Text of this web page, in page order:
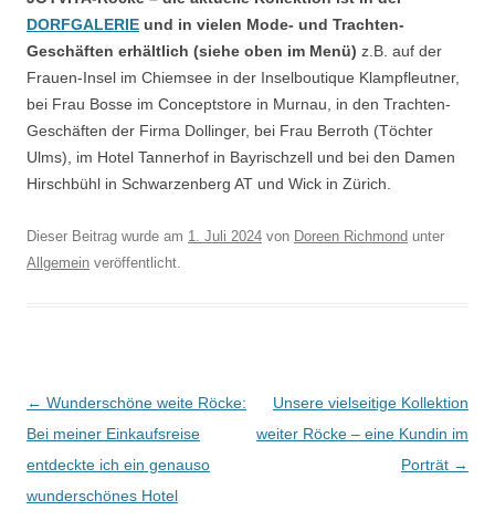
DORFGALERIE und in vielen Mode- und Trachten-
Geschäften erhältlich (siehe oben im Menü) z.B. auf der
Frauen-Insel im Chiemsee in der Inselboutique Klampfleutner,
bei Frau Bosse im Conceptstore in Murnau, in den Trachten-
Geschäften der Firma Dollinger, bei Frau Berroth (Töchter
Ulms), im Hotel Tannerhof in Bayrischzell und bei den Damen
Hirschbühl in Schwarzenberg AT und Wick in Zürich.
Dieser Beitrag wurde am 1. Juli 2024 von Doreen Richmond unter
Allgemein veröffentlicht.
Beitragsnavigation
← Wunderschöne weite Röcke:
Bei meiner Einkaufsreise
entdeckte ich ein genauso
wunderschönes Hotel
Unsere vielseitige Kollektion
weiter Röcke – eine Kundin im
Porträt →